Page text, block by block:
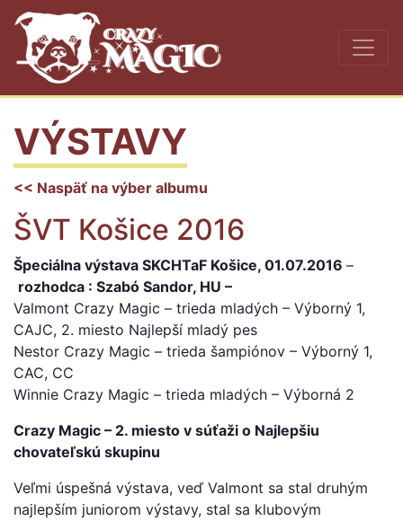
VÝSTAVY
<< Naspäť na výber albumu
ŠVT Košice 2016
Špeciálna výstava SKCHTaF Košice, 01.07.2016 –
rozhodca : Szabó Sandor, HU –
Valmont Crazy Magic – trieda mladých – Výborný 1,
CAJC, 2. miesto Najlepší mladý pes
Nestor Crazy Magic – trieda šampiónov – Výborný 1,
CAC, CC
Winnie Crazy Magic – trieda mladých – Výborná 2
Crazy Magic – 2. miesto v súťaži o Najlepšiu
chovateľskú skupinu
Veľmi úspešná výstava, veď Valmont sa stal druhým
najlepším juniorom výstavy, stal sa klubovým